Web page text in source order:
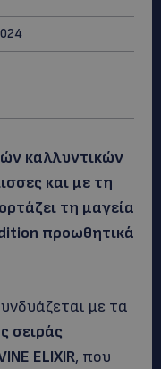
καλλυντικών
και με τη
τη μαγεία
προωθητικά
με τα
σειράς
ELIXIR, που